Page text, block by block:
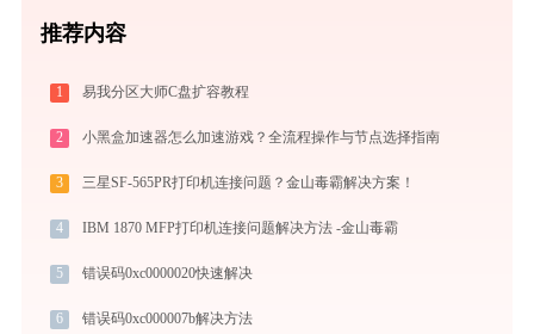
推荐内容
1 易我分区大师C盘扩容教程
2 小黑盒加速器怎么加速游戏？全流程操作与节点选择指南
3 三星SF-565PR打印机连接问题？金山毒霸解决方案！
4 IBM 1870 MFP打印机连接问题解决方法 -金山毒霸
5 错误码0xc0000020快速解决
6 错误码0xc000007b解决方法